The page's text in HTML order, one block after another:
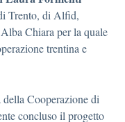
Trento, di Alfid,
Chiara per la quale
trentina e
Cooperazione di
concluso il progetto